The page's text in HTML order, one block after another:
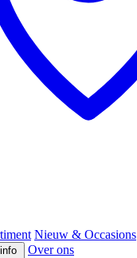
Nieuw & Occasions
Over ons